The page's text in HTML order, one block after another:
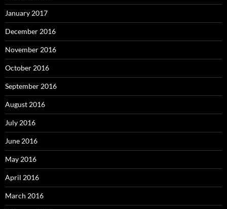
January 2017
December 2016
November 2016
October 2016
September 2016
August 2016
July 2016
June 2016
May 2016
April 2016
March 2016